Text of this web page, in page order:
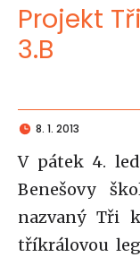
Projekt
3.B
8. 1. 2013
V pátek 4.
Benešovy
nazvaný Tři
tříkrálovou